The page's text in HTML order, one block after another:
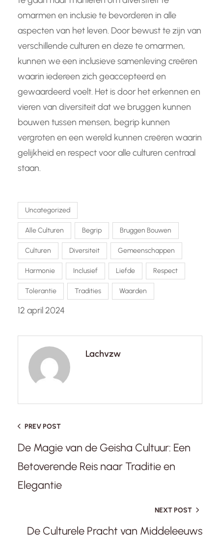
omarmen en inclusie te bevorderen in alle
aspecten van het leven. Door bewust te zijn van
verschillende culturen en deze te omarmen,
kunnen we een inclusieve samenleving creëren
waarin iedereen zich geaccepteerd en
gewaardeerd voelt. Het is door het erkennen en
vieren van diversiteit dat we bruggen kunnen
bouwen tussen mensen, begrip kunnen
vergroten en een wereld kunnen creëren waarin
gelijkheid en respect voor alle culturen centraal
staan.
Uncategorized
Alle Culturen Begrip Bruggen Bouwen
Culturen Diversiteit Gemeenschappen
Harmonie Inclusief Liefde Respect
Tolerantie Tradities Waarden
12 april 2024
Lachvzw
PREV POST
De Magie van de Geisha Cultuur: Een
Betoverende Reis naar Traditie en
Elegantie
NEXT POST
De Culturele Pracht van Middeleeuws